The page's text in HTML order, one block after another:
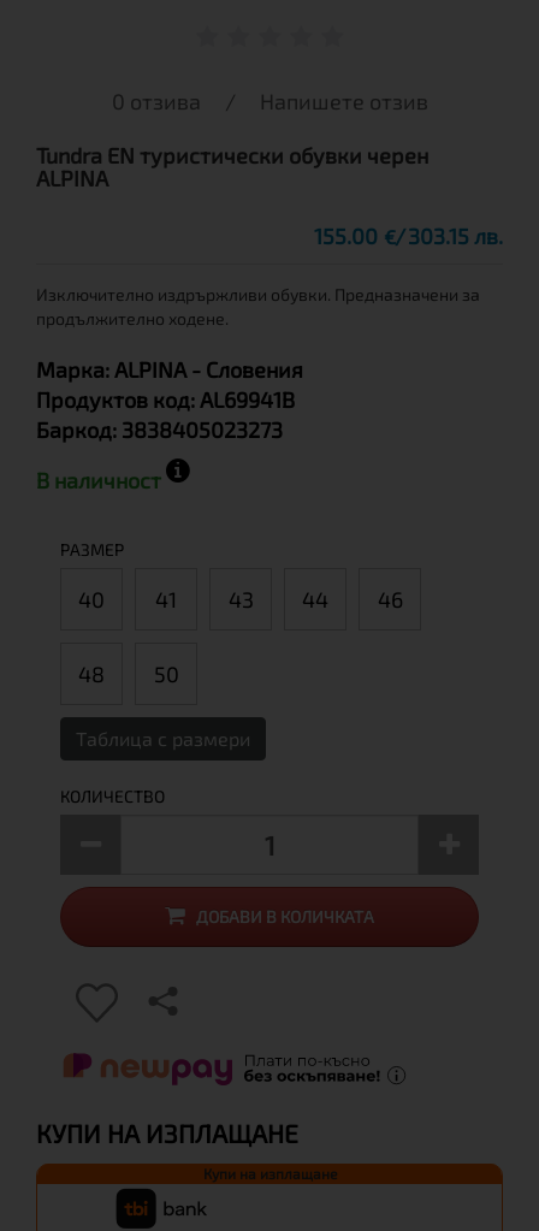
0 отзива / Напишете отзив
Tundra EN туристически обувки черен
ALPINA
155.00 € 303.15 лв.
Изключително издрържливи обувки. Предназначени за
продължително ходене.
Марка: ALPINA - Словения
Продуктов код: AL69941B
Баркод: 3838405023273
В наличност
РАЗМЕР
40 41 43 44 46
48 50
Таблица с размери
КОЛИЧЕСТВО
ДОБАВИ В КОЛИЧКАТА
КУПИ НА ИЗПЛАЩАНЕ
Купи на изплащане